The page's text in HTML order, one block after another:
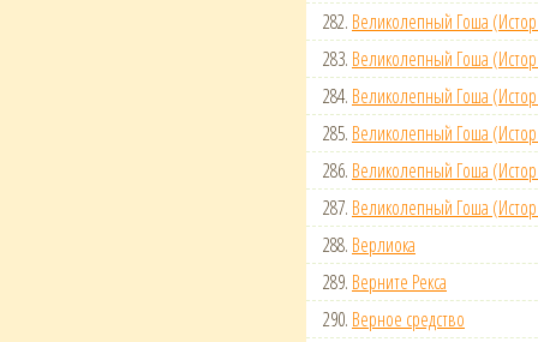
282. Великолепный Гоша
283. Великолепный Гоша
284. Великолепный Гоша
285. Великолепный Гоша
286. Великолепный Гоша
287. Великолепный Гоша
288. Верлиока
289. Верните Рекса
290. Верное средство